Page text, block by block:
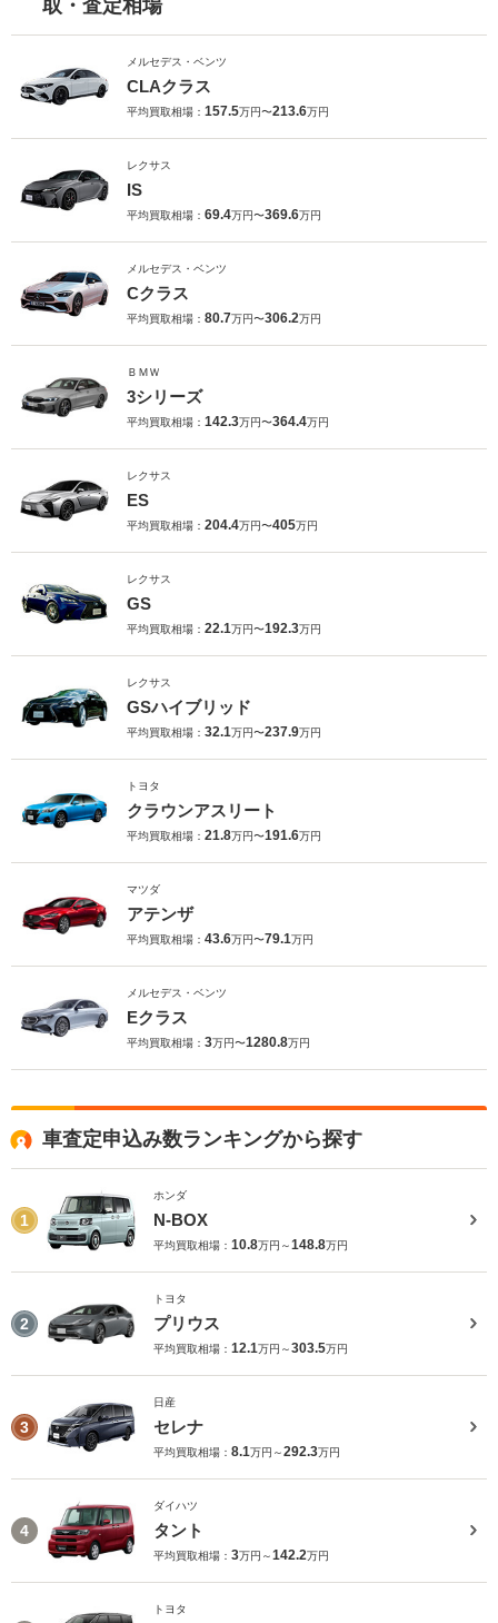
取・査定相場
メルセデス・ベンツ
CLAクラス
平均買取相場： 157.5万円〜213.6万円
レクサス
IS
平均買取相場： 69.4万円〜369.6万円
メルセデス・ベンツ
Cクラス
平均買取相場： 80.7万円〜306.2万円
ＢＭＷ
3シリーズ
平均買取相場： 142.3万円〜364.4万円
レクサス
ES
平均買取相場： 204.4万円〜405万円
レクサス
GS
平均買取相場： 22.1万円〜192.3万円
レクサス
GSハイブリッド
平均買取相場： 32.1万円〜237.9万円
トヨタ
クラウンアスリート
平均買取相場： 21.8万円〜191.6万円
マツダ
アテンザ
平均買取相場： 43.6万円〜79.1万円
メルセデス・ベンツ
Eクラス
平均買取相場： 3万円〜1280.8万円
車査定申込み数ランキングから探す
1
ホンダ
N-BOX
平均買取相場： 10.8万円～148.8万円
2
トヨタ
プリウス
平均買取相場： 12.1万円～303.5万円
3
日産
セレナ
平均買取相場： 8.1万円～292.3万円
4
ダイハツ
タント
平均買取相場： 3万円～142.2万円
トヨタ